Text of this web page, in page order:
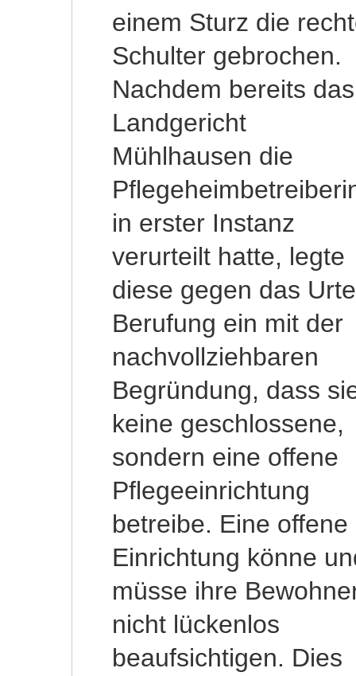
einem Sturz die
Schulter gebrochen.
Nachdem bereits das
Landgericht
Mühlhausen die
in erster Instanz
verurteilt hatte, legte
diese gegen das
Berufung ein mit der
nachvollziehbaren
Begründung, dass
keine geschlossene,
sondern eine offene
Pflegeeinrichtung
betreibe. Eine offene
Einrichtung könne
müsse ihre
nicht lückenlos
beaufsichtigen. Dies
außerdem auch
rechnen müssen, dass
sie sich bei Verlassen
der Pflegeeinrichtung
verlaufen und
umherirren
Wegen dieser
bekannten Umstände
sei
Pflegeeinrichtung zu
einer lückenlosen
Aufsicht
gewesen. Wegen
fahrlässiger Verletzung
der aus dem
Heimvertrag
wurde die
Pflegeheimbetreiberin